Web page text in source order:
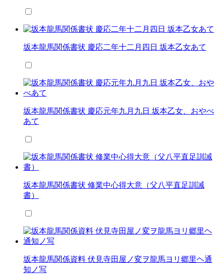
坂本龍馬関係書状 慶応二年十二月四日 坂本乙女あて
坂本龍馬関係書状 慶応元年九月九日 坂本乙女、おやべ
あて
坂本龍馬関係書状 修業中心得大意（父八平直足訓誡
書）
坂本龍馬関係資料 伏見寺田屋ノ変ヲ龍馬ヨリ郷里ヘ通
知ノ写